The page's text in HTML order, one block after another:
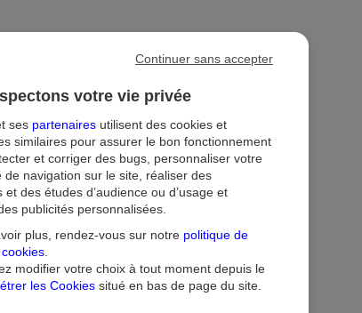
au compte et clients fragiles
votre vie privée
ses partenaires utilisent des cookies et
similaires pour assurer le bon fonctionnement
et corriger des bugs, personnaliser votre
de navigation sur le site, réaliser des
et des études d’audience ou d’usage et
publicités personnalisées.
plus, rendez-vous sur notre politique de
modifier votre choix à tout moment depuis le
les Cookies situé en bas de page du site.
Continuer sans accepter